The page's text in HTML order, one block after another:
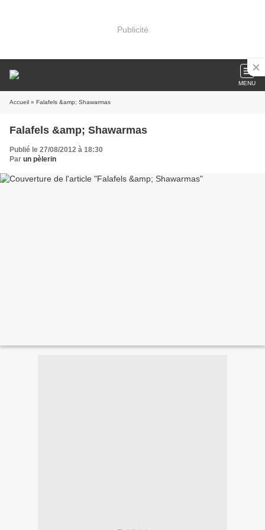
Publicité
MENU
Accueil » Falafels &amp; Shawarmas
Falafels &amp; Shawarmas
Publié le 27/08/2012 à 18:30
Par un pèlerin